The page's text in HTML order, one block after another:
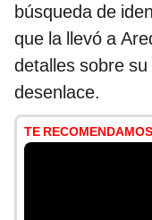
búsqueda de
que la llevó a
detalles sobre su
desenlace.
TE RECOMENDAMOS